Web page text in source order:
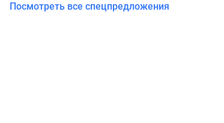
Посмотреть все спецпредложения